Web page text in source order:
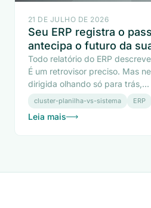
21 DE JULHO DE 2026
Seu ERP registra o
antecipa o futuro da
Todo relatório do ERP
É um retrovisor preciso. Mas
dirigida olhando só para trás,...
cluster-planilha-vs-sistema ERP
Leia mais